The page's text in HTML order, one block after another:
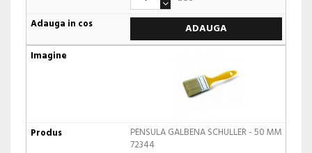
ADAUGA
PENSULA GALBENA SCHULLER - 50 MM
72344